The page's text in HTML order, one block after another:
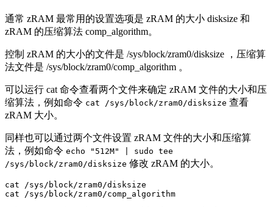
通常 zRAM 最常用的设置选项是 zRAM 的大小 disksize 和
zRAM 的压缩算法 comp_algorithm。
控制 zRAM 的大小的文件是 /sys/block/zram0/disksize ，压缩算
法文件是 /sys/block/zram0/comp_algorithm 。
可以运行 cat 命令查看两个文件来确定 zRAM 文件的大小和压
缩算法，例如命令 cat /sys/block/zram0/disksize 查看
zRAM 大小。
同样也可以通过两个文件设置 zRAM 文件的大小和压缩算
法，例如命令 echo "512M" | sudo tee
/sys/block/zram0/disksize 修改 zRAM 的大小。
cat /sys/block/zram0/disksize
cat /sys/block/zram0/comp_algorithm